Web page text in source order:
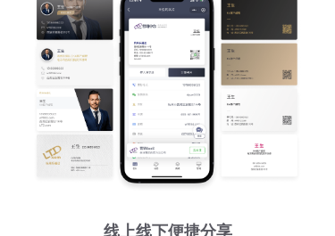
线上线下便捷分享